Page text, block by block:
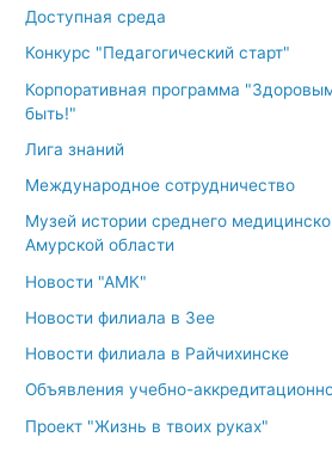
Доступная среда
Конкурс "Педагогический старт"
Корпоративная программа
быть!"
Лига знаний
Международное сотрудничество
Музей истории среднего
Амурской области
Новости "АМК"
Новости филиала в Зее
Новости филиала в Райчихинске
Объявления учебно-
Проект "Жизнь в твоих руках"